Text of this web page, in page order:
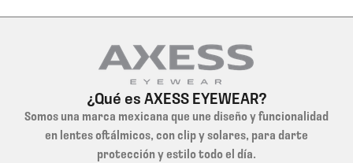
¿Qué es AXESS EYEWEAR?
Somos una marca mexicana que une diseño y funcionalidad
en lentes oftálmicos, con clip y solares, para darte
protección y estilo todo el día.